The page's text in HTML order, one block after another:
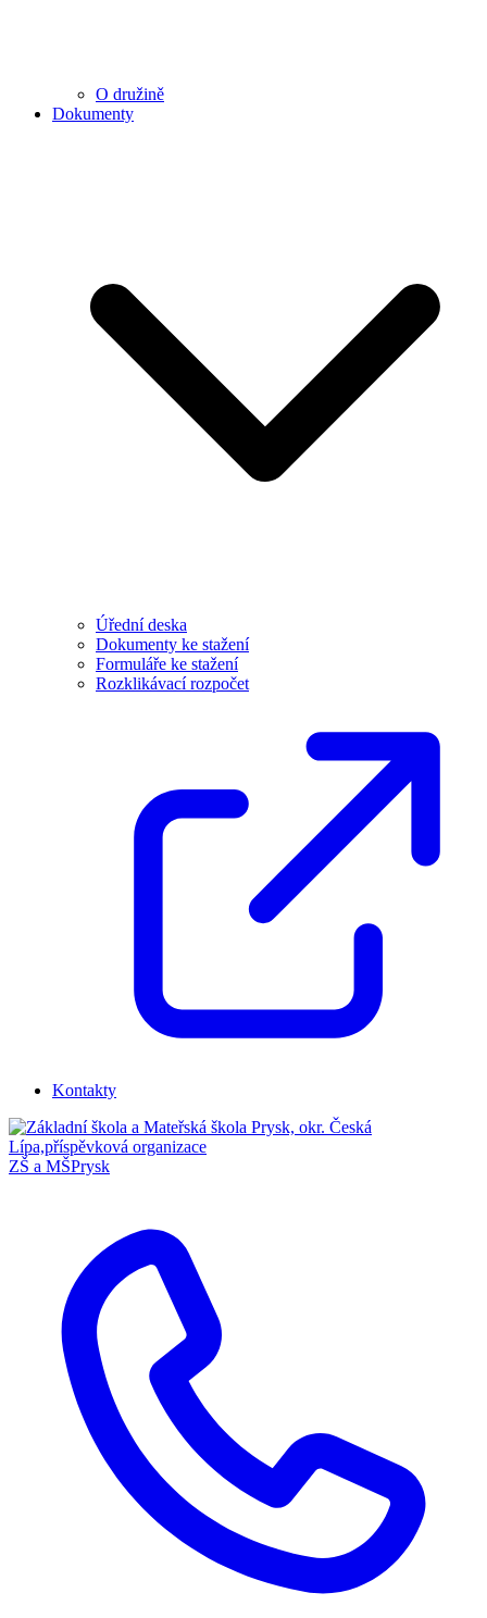
O družině
Dokumenty
Úřední deska
Dokumenty ke stažení
Formuláře ke stažení
Rozklikávací rozpočet
Kontakty
ZŠ a MŠPrysk